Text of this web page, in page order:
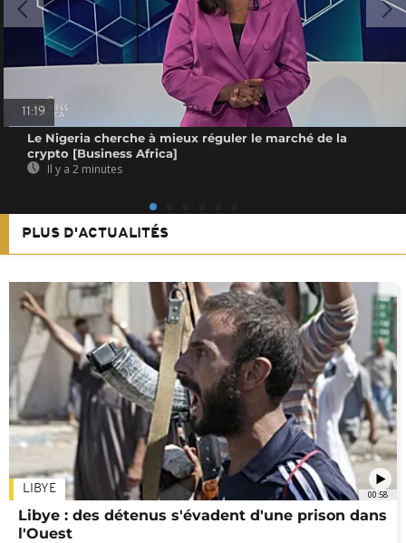
11:19
Le Nigeria cherche à mieux réguler le marché de la
crypto [Business Africa]
Il y a 2 minutes
PLUS D'ACTUALITÉS
00:58
LIBYE
Libye : des détenus s'évadent d'une prison dans
l'Ouest